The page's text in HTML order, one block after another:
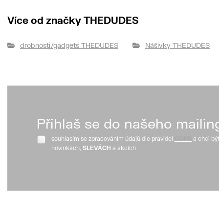
Více od značky THEDUDES
drobnosti/gadgets THEDUDES Nášivky THEDUDES
Přihlaš se do našeho
souhlasím se zpracováním údajů dle pravidel
a chci
novinkách, SLEVÁCH a akcích